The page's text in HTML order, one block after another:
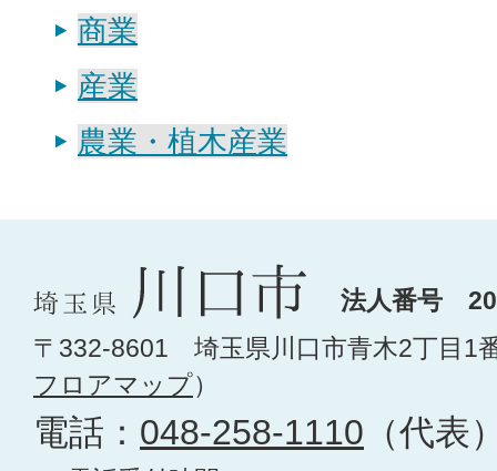
商業
産業
農業・植木産業
法人番号
〒332-8601 埼玉県川口市青木2丁目1
フロアマップ）
電話： 048-258-1110 （代表